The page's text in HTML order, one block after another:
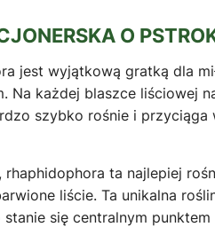
O
jest wyjątkową gratką dla
każdej blaszce liściowej
szybko rośnie i
ta najlepiej
liście. Ta unikalna
się centralnym punktem